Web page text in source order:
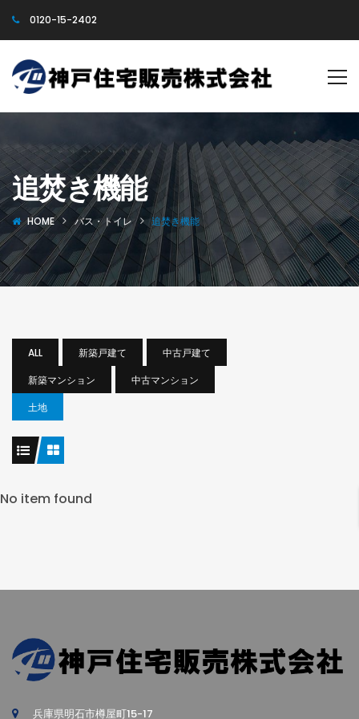
0120-15-2402
追焚き機能
HOME バス・トイレ 追焚き機能
ALL 新築戸建て
中古戸建て
新築マンション
中古マンション
土地
No item found
兵庫県明石市樽屋町15-17